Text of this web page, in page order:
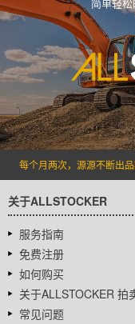
每个月两次，源源不断出品
关于ALLSTOCKER
服务指南
免费注册
如何购买
关于ALLSTOCKER 拍
常见问题